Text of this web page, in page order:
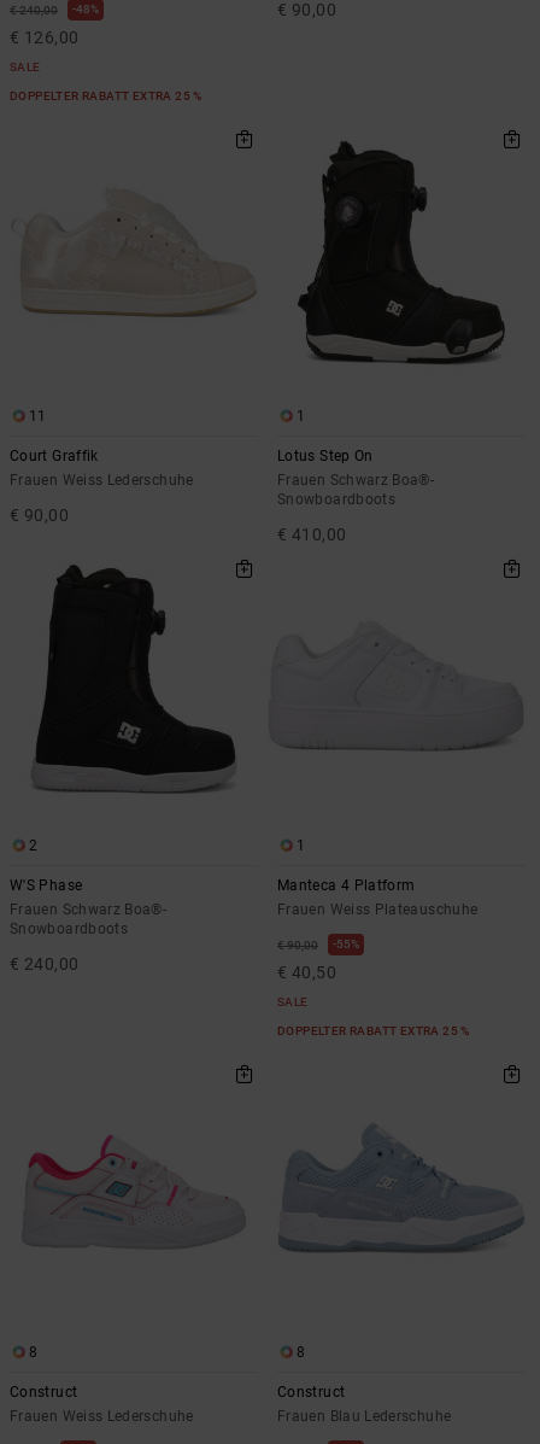
€ 240,00 48%
€ 126,00
SALE
DOPPELTER RABATT EXTRA 25 %
€ 90,00
11
Court Graffik
Frauen Weiss Lederschuhe
€ 90,00
1
Lotus Step On
Frauen Schwarz Boa®-
Snowboardboots
€ 410,00
2
W'S Phase
Frauen Schwarz Boa®-
Snowboardboots
€ 240,00
1
Manteca 4 Platform
Frauen Weiss Plateauschuhe
€ 90,00 55%
€ 40,50
SALE
DOPPELTER RABATT EXTRA 25 %
8
Construct
Frauen Weiss Lederschuhe
8
Construct
Frauen Blau Lederschuhe